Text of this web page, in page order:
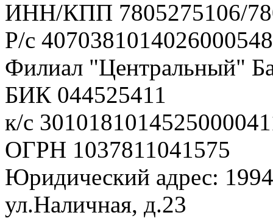
ИНН/КПП 7805275106/
Р/с
Филиал "Центральный"
БИК 044525411
к/с
ОГРН 1037811041575
Юридический адрес:
ул.Наличная, д.23